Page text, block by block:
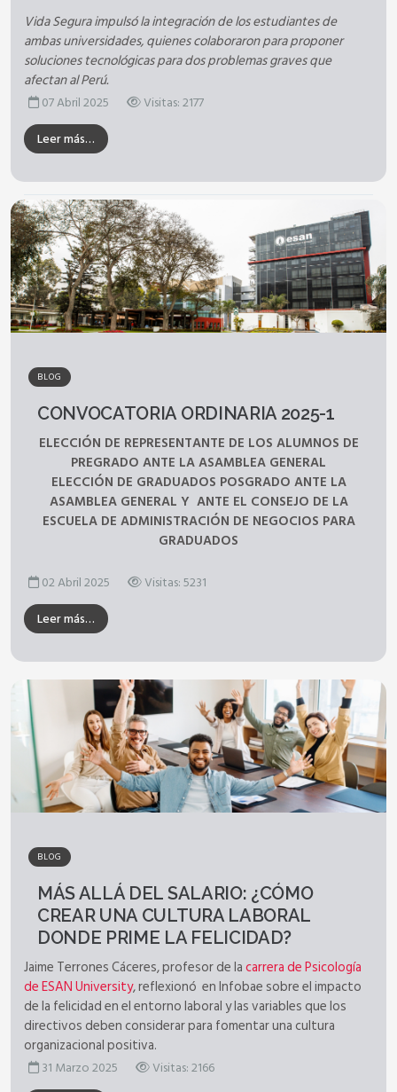
Vida Segura impulsó la integración de los estudiantes de
ambas universidades, quienes colaboraron para proponer
soluciones tecnológicas para dos problemas graves que
afectan al Perú.
07 Abril 2025
Visitas: 2177
Leer más…
BLOG
CONVOCATORIA ORDINARIA 2025-1
ELECCIÓN DE REPRESENTANTE DE LOS ALUMNOS DE
PREGRADO ANTE LA ASAMBLEA GENERAL
ELECCIÓN DE GRADUADOS POSGRADO ANTE LA
ASAMBLEA GENERAL Y ANTE EL CONSEJO DE LA
ESCUELA DE ADMINISTRACIÓN DE NEGOCIOS PARA
GRADUADOS
02 Abril 2025
Visitas: 5231
Leer más…
BLOG
MÁS ALLÁ DEL SALARIO: ¿CÓMO
CREAR UNA CULTURA LABORAL
DONDE PRIME LA FELICIDAD?
Jaime Terrones Cáceres, profesor de lacarrera de Psicología
de ESAN University, reflexionó en Infobae sobre el impacto
de la felicidad en el entorno laboral y las variables que los
directivos deben considerar para fomentar una cultura
organizacional positiva.
31 Marzo 2025
Visitas: 2166